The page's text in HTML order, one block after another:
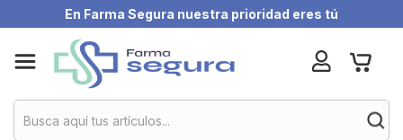
En Farma Segura nuestra prioridad eres tú
to
Content
My